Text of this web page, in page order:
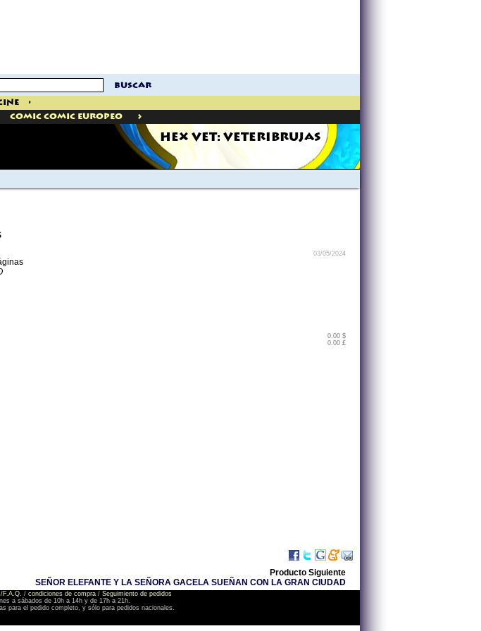
buscar
>
Comic Comic Europeo >
HEX VET: VETERIBRUJAS
03/05/2024
0.00 $
0.00 £
Producto Siguiente
SEÑOR ELEFANTE Y LA SEÑORA GACELA SUEÑAN CON LA GRAN CIUDAD
F.A.Q. / condiciones de compra / Seguimiento de pedidos
a sábados de 10h a 14h y de 17h a 21h.
para el pedido completo, y sólo para pedidos nacionales.